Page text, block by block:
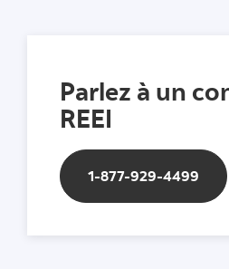
Parlez à un
REEI
1-877-929-4499 1-